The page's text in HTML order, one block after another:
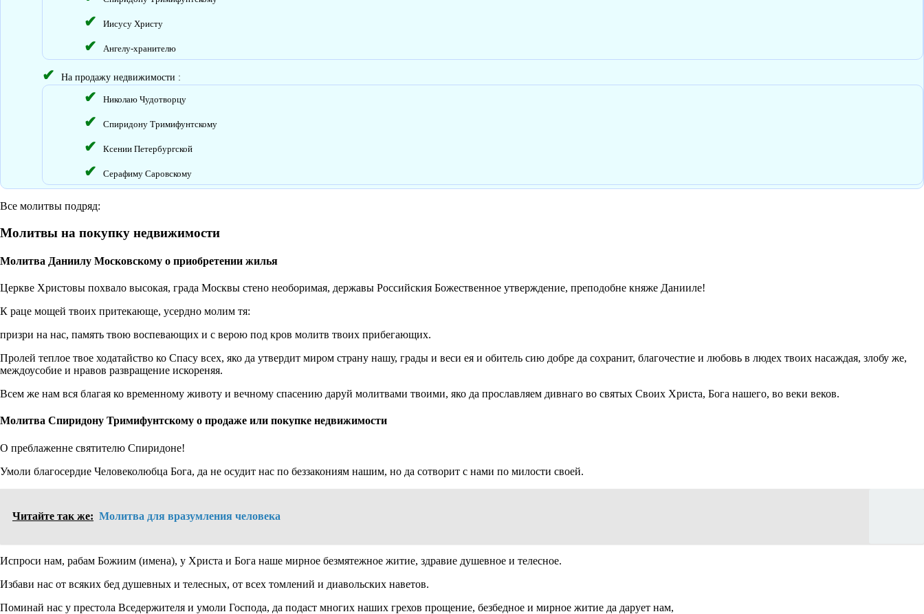
Иисусу Христу
Ангелу-хранителю
На продажу недвижимости :
Николаю Чудотворцу
Спиридону Тримифунтскому
Ксении Петербургской
Серафиму Саровскому
Все молитвы подряд:
Молитвы на покупку недвижимости
Молитва Даниилу Московскому о приобретении жилья
Церкве Христовы похвало высокая, града Москвы стено необоримая, державы Российския Божественное утверждение, преподобне княже Данииле!
К раце мощей твоих притекающе, усердно молим тя:
призри на нас, память твою воспевающих и с верою под кров молитв твоих прибегающих.
Пролей теплое твое ходатайство ко Спасу всех, яко да утвердит миром страну нашу, грады и веси ея и обитель сию добре да сохранит, благочестие и любовь в людех твоих насаждая, злобу же,
междоусобие и нравов развращение искореняя.
Всем же нам вся благая ко временному животу и вечному спасению даруй молитвами твоими, яко да прославляем дивнаго во святых Своих Христа, Бога нашего, во веки веков.
Молитва Спиридону Тримифунтскому о продаже или покупке недвижимости
О преблаженне святителю Спиридоне!
Умоли благосердие Человеколюбца Бога, да не осудит нас по беззакониям нашим, но да сотворит с нами по милости своей.
Читайте так же: Молитва для вразумления человека
Испроси нам, рабам Божиим (имена), у Христа и Бога наше мирное безмятежное житие, здравие душевное и телесное.
Избави нас от всяких бед душевных и телесных, от всех томлений и диавольских наветов.
Поминай нас у престола Вседержителя и умоли Господа, да подаст многих наших грехов прощение, безбедное и мирное житие да дарует нам,